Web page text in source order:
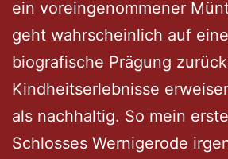
ein voreingenommener
geht wahrscheinlich auf
biografische Prägung
Kindheitserlebnisse
als nachhaltig. So mein
Schlosses Wernigerode